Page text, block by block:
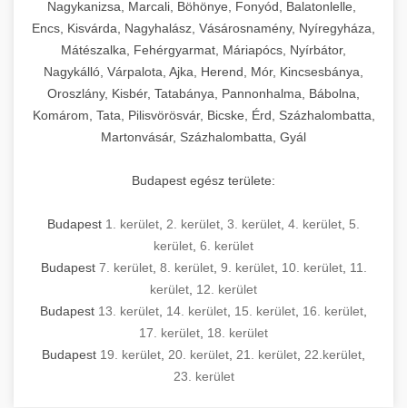
Ipari sütők és gőzpárolók katalógusa -
chef-iparikonyhagepek.hu
berendezések
használatot, miközben megfelel az összes
higiéniai előírásnak.
Ipari hűtőberendezések széles
választéka - chef-iparikonyhagepek.hu
kereskedelmi hűtőegység és hűtőkamra rendszerek
hőmérsékletet és vízminőséget figyelő
rendszerekkel, valamint energiatakarékos
technológiával rendelkeznek. A rozsdamentes
acél konstrukció és a könnyen hozzáférhető
karbantartási pontok biztosítják a hosszú
élettartamot és az egyszerű üzemeltetést.
Ipari mosogatógépek teljes kínálata -
kereskedelmi mosogatógép és tisztítóberendezések
tisztíthatók, szétszerelhetők és karbantarthatók,
megfelelnek az összes élelmiszer-biztonsági
előírásnak. Különböző teljesítményű modellek
állnak rendelkezésre asztali és állványos
kivitelben, az egyedi igények és a
feldolgozandó mennyiségek függvényében.
Biztonságos kezelést biztosító védőburkolatok
számára.
Sajtreszelő gépek szakmai választéka -
chef-iparikonyhagepek.hu
kereskedelmi sajtreszelő és aprítógépek
berendezést magában foglal, amely szükséges
egy modern, hatékonyan működő
kereskedelmi konyha komplett felszereléséhez
és működtetéséhez. Az alapvető
főzőberendezésektől (tűzhelyek, sütők,
grillsütők, frittőzök) kezdve a speciális
feldolgozógépeken (szeletelők, aprítók,
kiegészítő eszközökig mindent egy helyen
megtalál. Szakértő tanácsadóink segítenek a
megfelelő berendezések kiválasztásában, a
konyha optimális elrendezésének
megtervezésében, valamint a telepítés és az
üzembe helyezés koordinálásában. Hosszú távú
garancia, gyors szerviz és folyamatos műszaki
támogatás biztosítja az Ön nyugalmát és
Nagykanizsa, Marcali, Böhönye, Fonyód, Balatonlelle,
Encs, Kisvárda, Nagyhalász, Vásárosnamény, Nyíregyháza,
Mátészalka, Fehérgyarmat, Máriapócs, Nyírbátor,
Nagykálló, Várpalota, Ajka, Herend, Mór, Kincsesbánya,
Oroszlány, Kisbér, Tatabánya, Pannonhalma, Bábolna,
Komárom, Tata, Pilisvörösvár, Bicske, Érd, Százhalombatta,
Martonvásár, Százhalombatta, Gyál
Budapest egész területe:
Budapest 1. kerület 2. kerület 3. kerület 4. kerület 5.
kerület 6. kerület
Budapest 7. kerület, 8. kerület, 9. kerület, 10. kerület, 11.
kerület 12. kerület
Budapest 13. kerület 14. kerület 15. kerület 16. kerület
17. kerület 18. kerület
Budapest 19. kerület 20. kerület 21. kerület 22.kerület
23. kerület